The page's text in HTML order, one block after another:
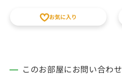
お気に入り
このお部屋にお問い合わせ